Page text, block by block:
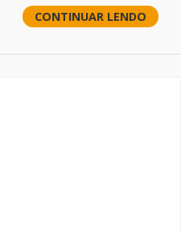
CONTINUAR LENDO